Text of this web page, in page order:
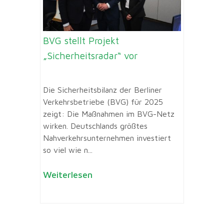
BVG stellt Projekt
„Sicherheitsradar“ vor
Die Sicherheitsbilanz der Berliner
Verkehrsbetriebe (BVG) für 2025
zeigt: Die Maßnahmen im BVG-Netz
wirken. Deutschlands größtes
Nahverkehrsunternehmen investiert
so viel wie n...
Weiterlesen